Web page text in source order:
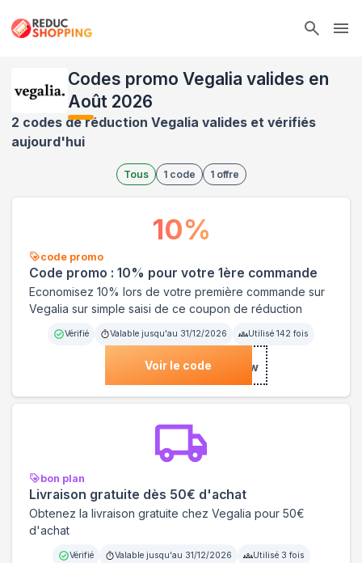
Codes promo Vegalia valides en
Août 2026
2 codes de réduction Vegalia valides et vérifiés
aujourd'hui
Tous 1 code 1 offre
code promo
Code promo : 10% pour votre 1ère commande
Economisez 10% lors de votre première commande sur
Vegalia sur simple saisi de ce coupon de réduction
Vérifié Valable jusqu'au 31/12/2026 Utilisé 142 fois
Voir le code***alianew
10%
bon plan
Livraison gratuite dès 50€ d'achat
Obtenez la livraison gratuite chez Vegalia pour 50€
d'achat
Vérifié Valable jusqu'au 31/12/2026 Utilisé 3 fois